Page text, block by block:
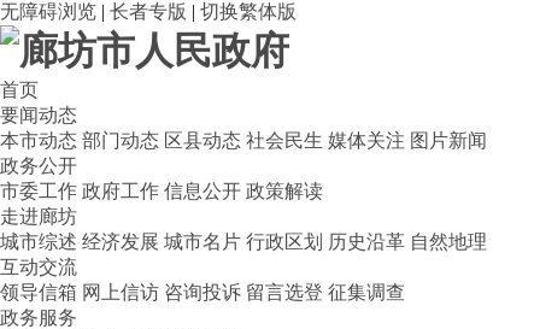
无障碍浏览 | 长者专版 | 切换繁体版
首页
要闻动态
本市动态 部门动态 区县动态 社会民生 媒体关注 图片新闻
政务公开
市委工作 政府工作 信息公开 政策解读
走进廊坊
城市综述 经济发展 城市名片 行政区划 历史沿革 自然地理
互动交流
领导信箱 网上信访 咨询投诉 留言选登 征集调查
政务服务